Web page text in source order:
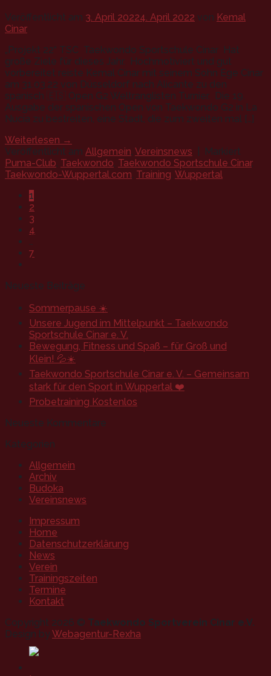
Veröffentlicht am 3. April 20224. April 2022 von Kemal
Cinar
„Projekt 22“ TSC Taekwondo Sportschule Cinar Hat
große Ziele für dieses Jahr. Hochmotiviert und gut
vorbereitet reiste Kemal Cinar mit seinem Sohn Ege Cinar
am 31.03.22 von Düsseldorf nach Alicante zu den
spanisch 🇪🇸 Open G2 Weltranglisten Turnier. Die 19.
Ausgabe der spanischen Open von Taekwondo G2 in La
Nucía zu bestreiten, eine Stadt, die zum zweiten mal […]
Weiterlesen →
Veröffentlicht am Allgemein, Vereinsnews
Markiert
Puma-Club, Taekwondo, Taekwondo Sportschule Cinar,
Taekwondo-Wuppertal.com, Training, Wuppertal
1
2
3
4
…
7
Neueste Beiträge
Sommerpause ☀️
Unsere Jugend im Mittelpunkt – Taekwondo
Sportschule Cinar e. V.
Bewegung, Fitness und Spaß – für Groß und
Klein! 💦☀️
Taekwondo Sportschule Cinar e. V. – Gemeinsam
stark für den Sport in Wuppertal ❤️
Probetraining Kostenlos
Neueste Kommentare
Kategorien
Allgemein
Archiv
Budoka
Vereinsnews
Impressum
Home
Datenschutzerklärung
News
Verein
Trainingszeiten
Termine
Kontakt
Copyright 2026 © Taekwondo Sportverein Cinar e.V.
Design byWebagentur-Rexha